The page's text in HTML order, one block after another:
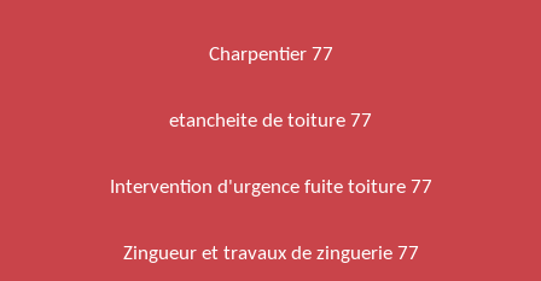
Charpentier 77
etancheite de toiture 77
Intervention d'urgence fuite toiture 77
Zingueur et travaux de zinguerie 77